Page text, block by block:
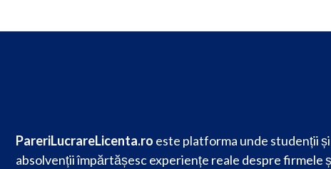
PareriLucrareLicenta.ro este platforma unde studenții și
absolvenții împărtășesc experiențe reale despre firmele